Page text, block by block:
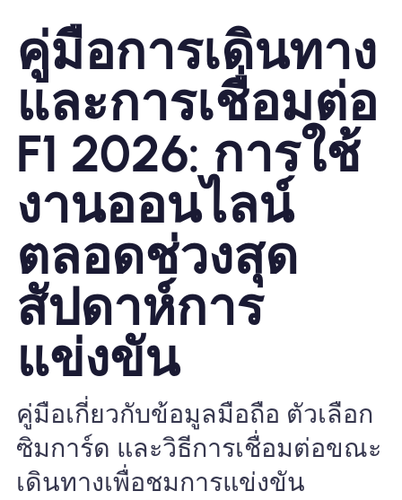
แผนร้านค้า
เกี่ยวกับ eSIM
ทำไมต้อง Nomad eSIM
การใช้ eSIM
สำหรับธุรกิจ
คู่มือการเดินทาง
และการเชื่อมต่อ
F1 2026: การใช้
งานออนไลน์
ตลอดช่วงสุด
สัปดาห์การ
แข่งขัน
คู่มือเกี่ยวกับข้อมูลมือถือ ตัวเลือก
ซิมการ์ด และวิธีการเชื่อมต่อขณะ
เดินทางเพื่อชมการแข่งขัน